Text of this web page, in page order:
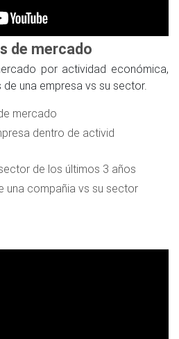
de mercado
por actividad económica,
una empresa vs su sector.
mercado
dentro de activid
de los últimos 3 años
una compañia vs su sector